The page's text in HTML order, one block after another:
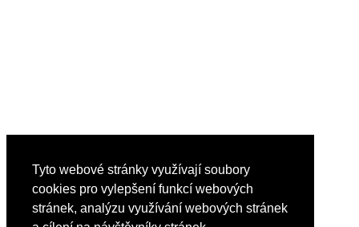
Tyto webové stránky využívají soubory
cookies pro vylepšení funkcí webových
stránek, analýzu využívání webových stránek